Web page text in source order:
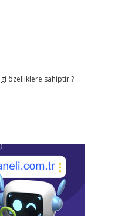
özelliklere sahiptir ?